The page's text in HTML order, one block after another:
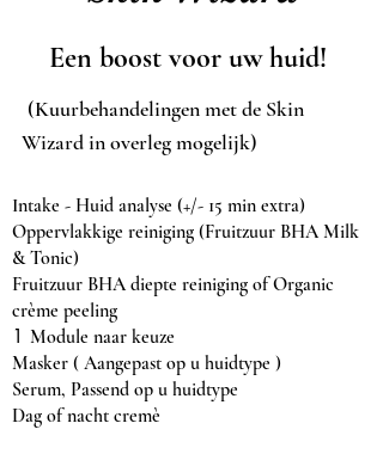
Een boost voor uw huid!
(Kuurbehandelingen met de Skin
Wizard in overleg mogelijk)
Intake - Huid analyse (+/- 15 min extra)
Oppervlakkige reiniging (Fruitzuur BHA Milk
& Tonic)
Fruitzuur BHA diepte reiniging of Organic
crème peeling
1 Module naar keuze
Masker ( Aangepast op u huidtype )
Serum, Passend op u huidtype
Dag of nacht cremè